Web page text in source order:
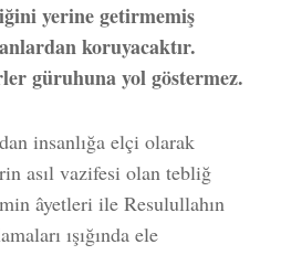
yerine getirmemiş
koruyacaktır.
güruhuna yol göstermez.
insanlığa elçi olarak
asıl vazifesi olan tebliğ
âyetleri ile Resulullahın
ışığında ele